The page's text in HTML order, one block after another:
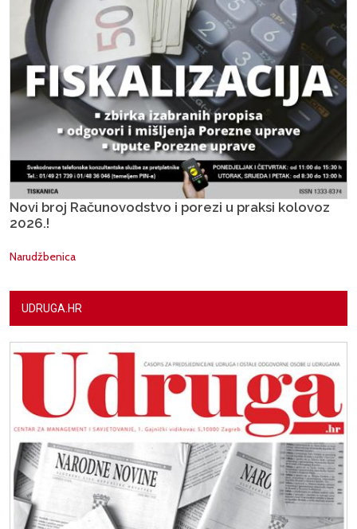
Novi broj Računovodstvo i porezi u praksi kolovoz
2026.!
Narudžbenica
UDRUGA.HR